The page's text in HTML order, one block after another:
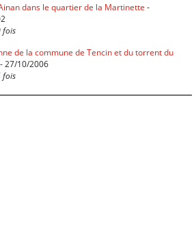
dans le quartier de la Martinette -
fois
de la commune de Tencin et du torrent du
27/10/2006
fois